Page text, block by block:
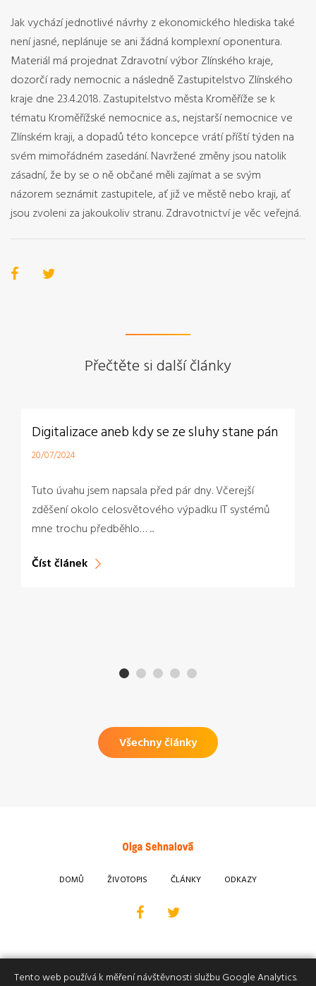
Jak vychází jednotlivé návrhy z ekonomického hlediska také
není jasné, neplánuje se ani žádná komplexní oponentura.
Materiál má projednat Zdravotní výbor Zlínského kraje,
dozorčí rady nemocnic a následně Zastupitelstvo Zlínského
kraje dne 23.4.2018. Zastupitelstvo města Kroměříže se k
tématu Kroměřížské nemocnice a.s., nejstarší nemocnice ve
Zlínském kraji, a dopadů této koncepce vrátí příští týden na
svém mimořádném zasedání. Navržené změny jsou natolik
zásadní, že by se o ně občané měli zajímat a se svým
názorem seznámit zastupitele, ať již ve městě nebo kraji, ať
jsou zvoleni za jakoukoliv stranu. Zdravotnictví je věc veřejná.
Přečtěte si další články
Digitalizace aneb kdy se ze sluhy stane pán
20/07/2024
Tuto úvahu jsem napsala před pár dny. Včerejší
zděšení okolo celosvětového výpadku IT systémů
mne trochu předběhlo… ...
Číst článek
Všechny články
DOMŮ ŽIVOTOPIS ČLÁNKY ODKAZY
MUDr. Olga Sehnalová, MBA2026. Nastavení cookies
Tento web používá k měření návštěvnosti službu Google Analytics.